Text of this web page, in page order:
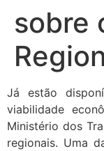
sobre
Já estão
viabilidade
Ministério dos
regionais. Uma